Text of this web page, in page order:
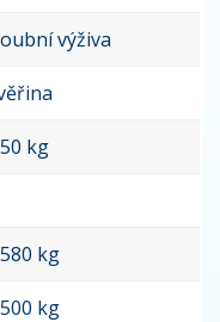
výživa
kg
kg
kg